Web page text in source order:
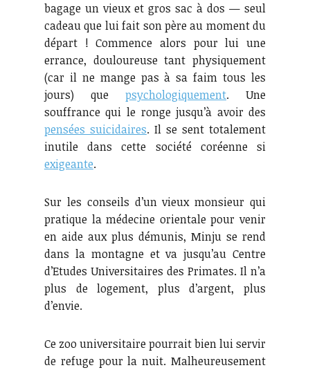
bagage un vieux et gros sac à dos — seul
cadeau que lui fait son père au moment du
départ ! Commence alors pour lui une
errance, douloureuse tant physiquement
(car il ne mange pas à sa faim tous les
jours) quepsychologiquement. Une
souffrance qui le ronge jusqu’à avoir des
pensées suicidaires. Il se sent totalement
inutile dans cette société coréenne si
exigeante.
Sur les conseils d’un vieux monsieur qui
pratique la médecine orientale pour venir
en aide aux plus démunis, Minju se rend
dans la montagne et va jusqu’au Centre
d’Etudes Universitaires des Primates. Il n’a
plus de logement, plus d’argent, plus
d’envie.
Ce zoo universitaire pourrait bien lui servir
de refuge pour la nuit. Malheureusement